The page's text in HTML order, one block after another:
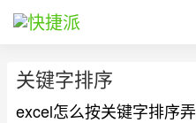
关键字排序
excel怎么按关键字排序弄